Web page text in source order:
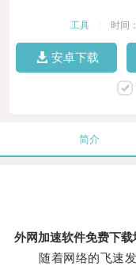
工具 时间
安卓下载
简介
外网加速软件免费下载
随着网络的飞速发